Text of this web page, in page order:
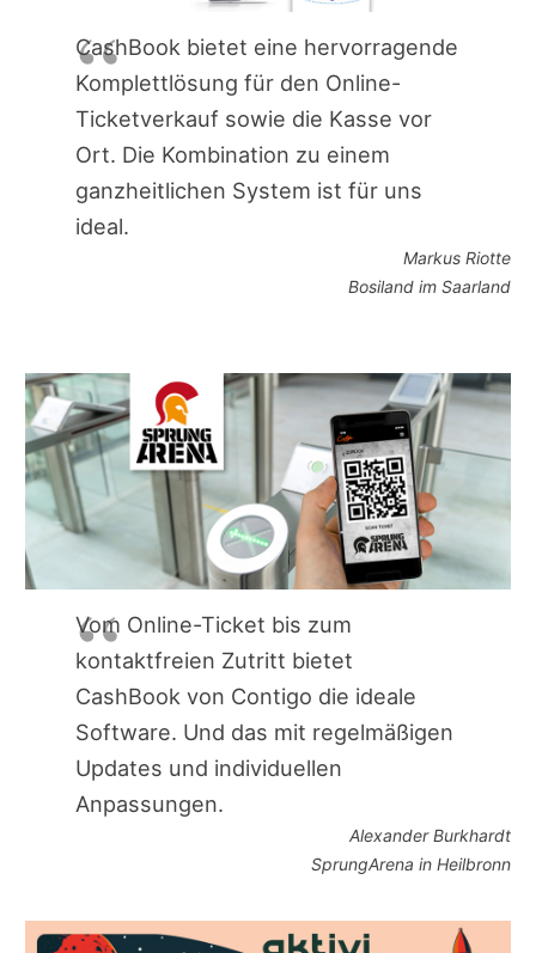
CashBook bietet eine hervorragende
Komplettlösung für den Online-
Ticketverkauf sowie die Kasse vor
Ort. Die Kombination zu einem
ganzheitlichen System ist für uns
ideal.
Markus Riotte
Bosiland im Saarland
Vom Online-Ticket bis zum
kontaktfreien Zutritt bietet
CashBook von Contigo die ideale
Software. Und das mit regelmäßigen
Updates und individuellen
Anpassungen.
Alexander Burkhardt
SprungArena in Heilbronn